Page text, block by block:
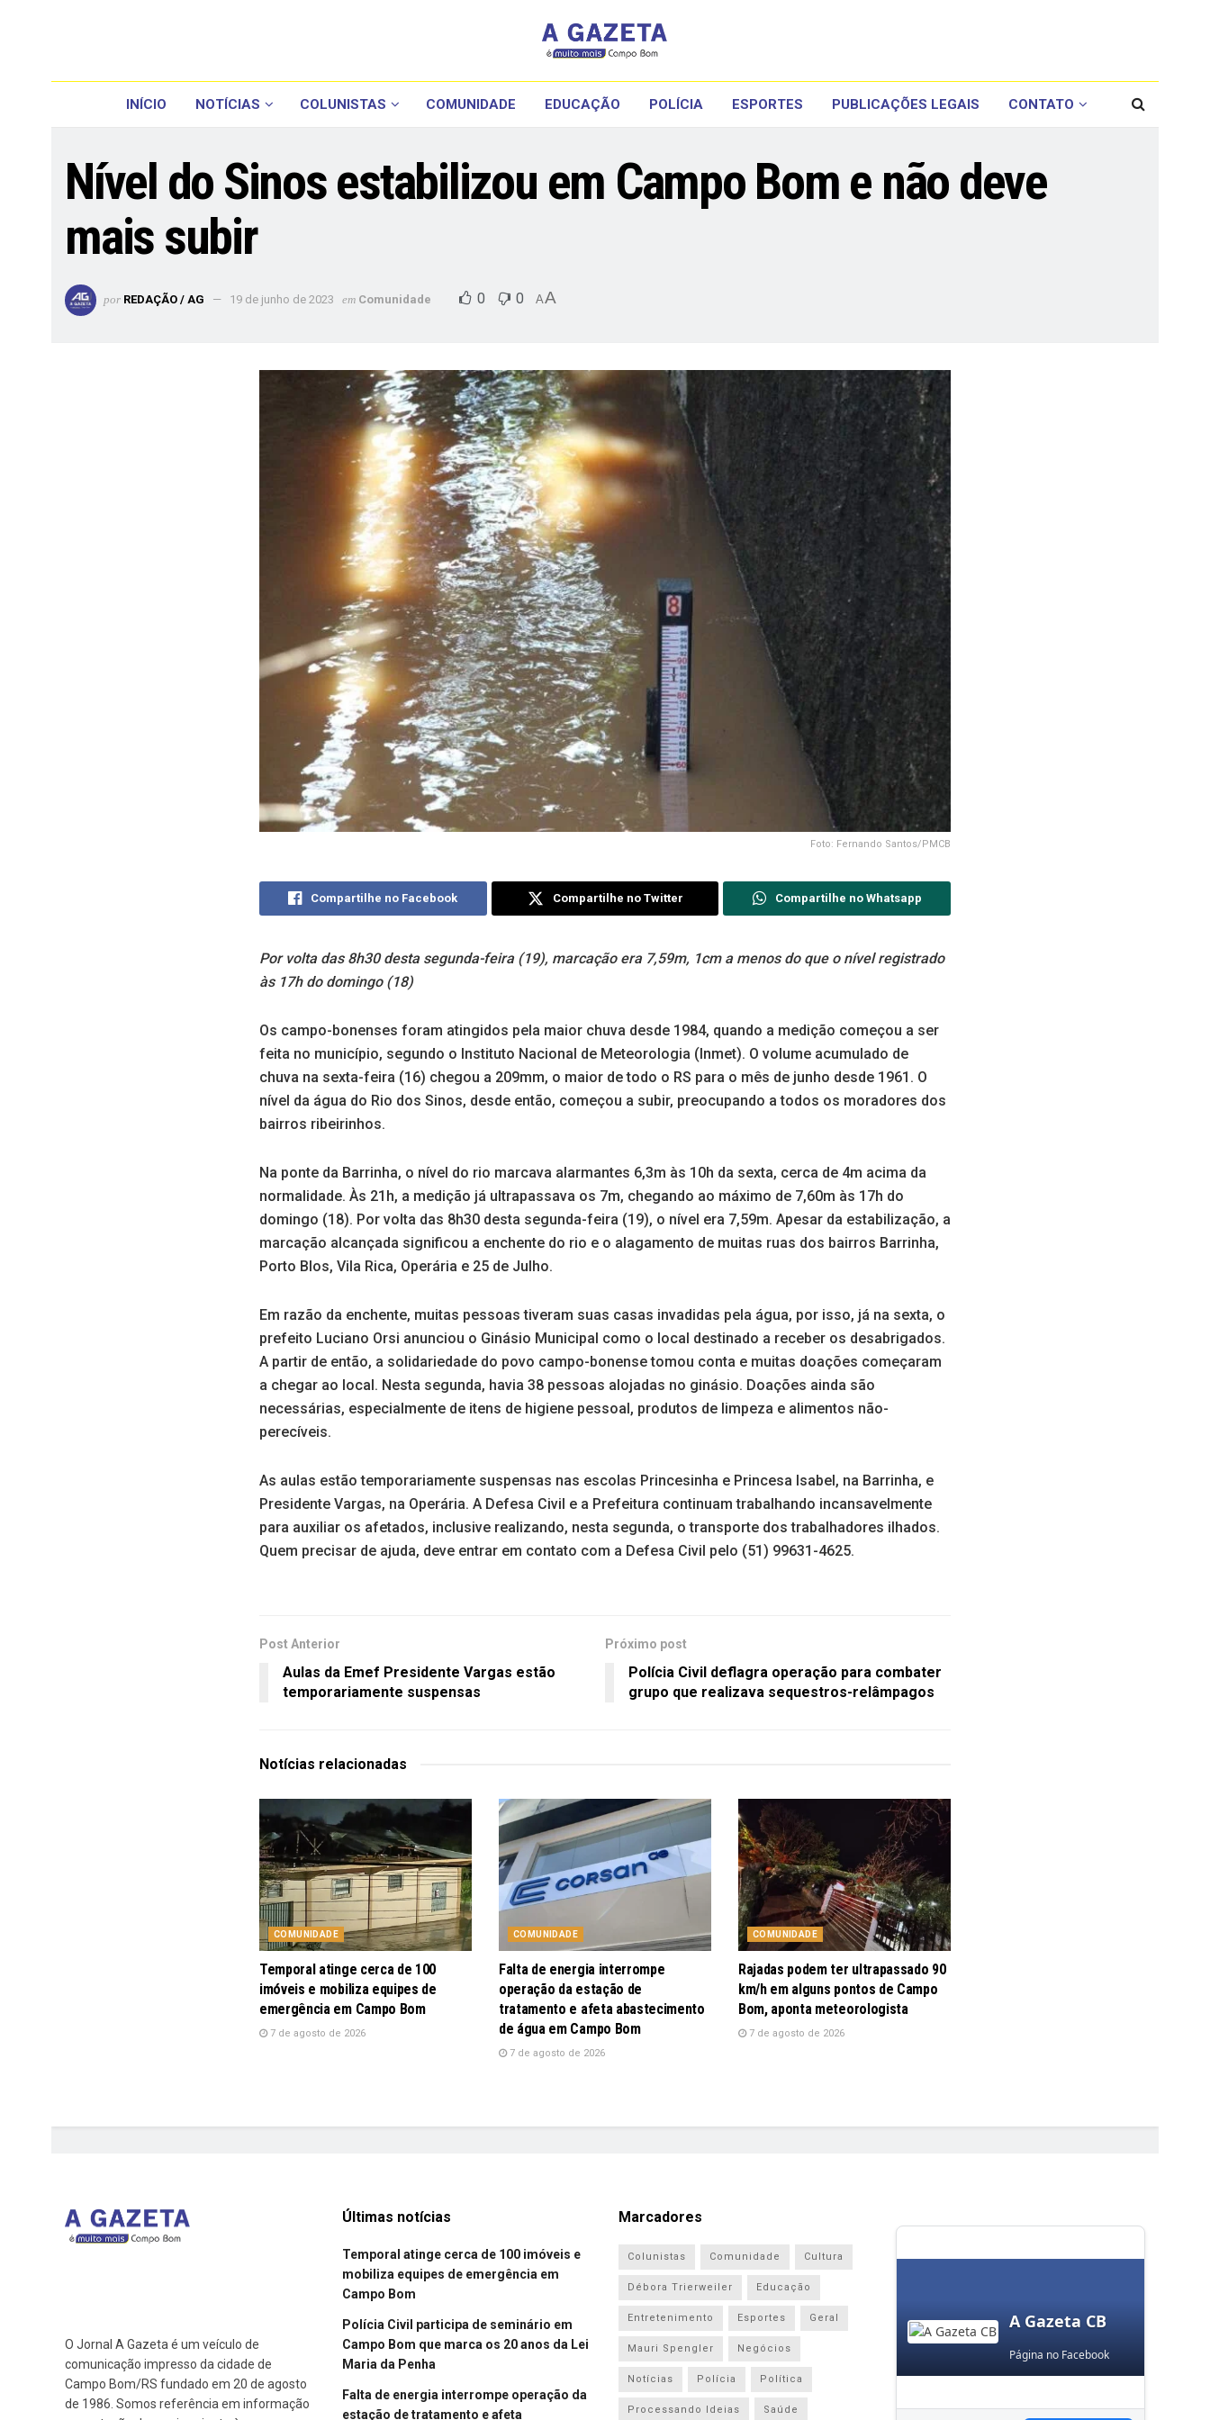
INÍCIO NOTÍCIAS COLUNISTAS COMUNIDADE EDUCAÇÃO POLÍCIA ESPORTES PUBLICAÇÕES LEGAIS CONTATO
Nível do Sinos estabilizou em Campo Bom e não deve
mais subir
por REDAÇÃO / AG 19 de junho de 2023 em Comunidade 0 0 AA
Foto: Fernando Santos/PMCB
Compartilhe no Facebook Compartilhe no Twitter Compartilhe no Whatsapp
Por volta das 8h30 desta segunda-feira (19), marcação era 7,59m, 1cm a menos do que o nível registrado
às 17h do domingo (18)
Os campo-bonenses foram atingidos pela maior chuva desde 1984, quando a medição começou a ser
feita no município, segundo o Instituto Nacional de Meteorologia (Inmet). O volume acumulado de
chuva na sexta-feira (16) chegou a 209mm, o maior de todo o RS para o mês de junho desde 1961. O
nível da água do Rio dos Sinos, desde então, começou a subir, preocupando a todos os moradores dos
bairros ribeirinhos.
Na ponte da Barrinha, o nível do rio marcava alarmantes 6,3m às 10h da sexta, cerca de 4m acima da
normalidade. Às 21h, a medição já ultrapassava os 7m, chegando ao máximo de 7,60m às 17h do
domingo (18). Por volta das 8h30 desta segunda-feira (19), o nível era 7,59m. Apesar da estabilização, a
marcação alcançada significou a enchente do rio e o alagamento de muitas ruas dos bairros Barrinha,
Porto Blos, Vila Rica, Operária e 25 de Julho.
Em razão da enchente, muitas pessoas tiveram suas casas invadidas pela água, por isso, já na sexta, o
prefeito Luciano Orsi anunciou o Ginásio Municipal como o local destinado a receber os desabrigados.
A partir de então, a solidariedade do povo campo-bonense tomou conta e muitas doações começaram
a chegar ao local. Nesta segunda, havia 38 pessoas alojadas no ginásio. Doações ainda são
necessárias, especialmente de itens de higiene pessoal, produtos de limpeza e alimentos não-
perecíveis.
As aulas estão temporariamente suspensas nas escolas Princesinha e Princesa Isabel, na Barrinha, e
Presidente Vargas, na Operária. A Defesa Civil e a Prefeitura continuam trabalhando incansavelmente
para auxiliar os afetados, inclusive realizando, nesta segunda, o transporte dos trabalhadores ilhados.
Quem precisar de ajuda, deve entrar em contato com a Defesa Civil pelo (51) 99631-4625.
Post Anterior
Aulas da Emef Presidente Vargas estão
temporariamente suspensas
Próximo post
Polícia Civil deflagra operação para combater
grupo que realizava sequestros-relâmpagos
Notícias relacionadas
COMUNIDADE
Temporal atinge cerca de 100
imóveis e mobiliza equipes de
emergência em Campo Bom
7 de agosto de 2026
COMUNIDADE
Falta de energia interrompe
operação da estação de
tratamento e afeta abastecimento
de água em Campo Bom
7 de agosto de 2026
COMUNIDADE
Rajadas podem ter ultrapassado 90
km/h em alguns pontos de Campo
Bom, aponta meteorologista
7 de agosto de 2026
O Jornal A Gazeta é um veículo de
comunicação impresso da cidade de
Campo Bom/RS fundado em 20 de agosto
de 1986. Somos referência em informação
Últimas notícias
Temporal atinge cerca de 100 imóveis e
mobiliza equipes de emergência em
Campo Bom
Polícia Civil participa de seminário em
Campo Bom que marca os 20 anos da Lei
Maria da Penha
Falta de energia interrompe operação da
estação de tratamento e afeta
Marcadores
Colunistas Comunidade Cultura
Débora Trierweiler Educação
Entretenimento Esportes Geral
Mauri Spengler Negócios
Notícias Polícia Política
Processando Ideias Saúde
A Gazeta CB
Página no Facebook